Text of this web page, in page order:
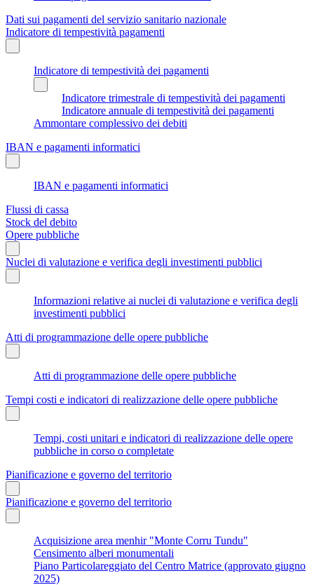
Dati sui pagamenti del servizio sanitario nazionale
Indicatore di tempestività pagamenti
Indicatore di tempestività dei pagamenti
Indicatore trimestrale di tempestività dei pagamenti
Indicatore annuale di tempestività dei pagamenti
Ammontare complessivo dei debiti
IBAN e pagamenti informatici
IBAN e pagamenti informatici
Flussi di cassa
Stock del debito
Opere pubbliche
Nuclei di valutazione e verifica degli investimenti pubblici
Informazioni relative ai nuclei di valutazione e verifica degli
investimenti pubblici
Atti di programmazione delle opere pubbliche
Atti di programmazione delle opere pubbliche
Tempi costi e indicatori di realizzazione delle opere pubbliche
Tempi, costi unitari e indicatori di realizzazione delle opere
pubbliche in corso o completate
Pianificazione e governo del territorio
Pianificazione e governo del territorio
Acquisizione area menhir "Monte Corru Tundu"
Censimento alberi monumentali
Piano Particolareggiato del Centro Matrice (approvato giugno
2025)